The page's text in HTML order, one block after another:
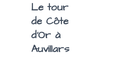
Le tour
de Côte
d’Or à
Auvillars